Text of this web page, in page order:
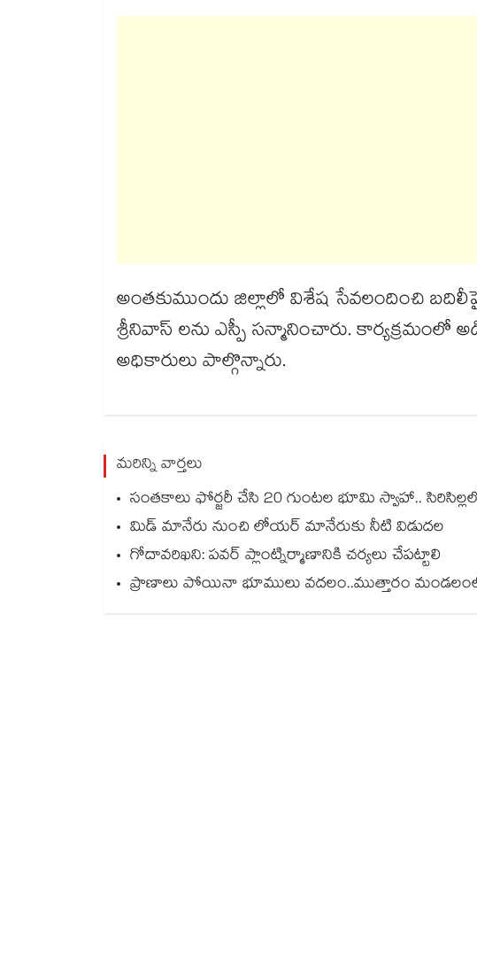
అంతకుముందు జిల్లాలో విశేష సేవలందించి బదిలీపై
శ్రీనివాస్ లను ఎస్పీ సన్మానించారు. కార్యక్రమంలో
అధికారులు పాల్గొన్నారు.
మరిన్ని వార్తలు
సంతకాలు ఫోర్జరీ చేసి 20 గుంటల భూమి స్వాహా..
మిడ్ మానేరు నుంచి లోయర్ మానేరుకు నీటి విడుదల
గోదావరిఖని: పవర్ ప్లాంట్నిర్మాణానికి చర్యలు చేపట్టాలి
ప్రాణాలు పోయినా భూములు వదలం..ముత్తారం మండలంలో